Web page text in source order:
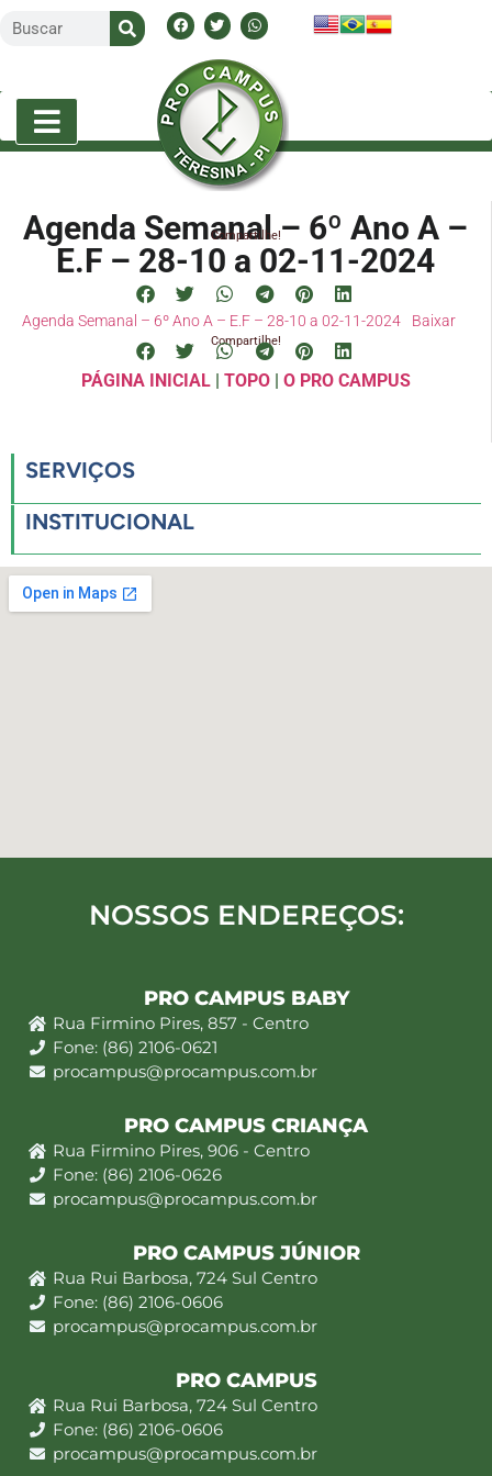
Agenda Semanal – 6º Ano A –
E.F – 28-10 a 02-11-2024
Compartilhe!
Agenda Semanal – 6º Ano A – E.F – 28-10 a 02-11-2024 Baixar
Compartilhe!
PÁGINA INICIAL| TOPO| O PRO CAMPUS
SERVIÇOS
INSTITUCIONAL
NOSSOS ENDEREÇOS:
PRO CAMPUS BABY
Rua Firmino Pires, 857 - Centro
Fone: (86) 2106-0621
procampus@procampus.com.br
PRO CAMPUS CRIANÇA
Rua Firmino Pires, 906 - Centro
Fone: (86) 2106-0626
procampus@procampus.com.br
PRO CAMPUS JÚNIOR
Rua Rui Barbosa, 724 Sul Centro
Fone: (86) 2106-0606
procampus@procampus.com.br
PRO CAMPUS
Rua Rui Barbosa, 724 Sul Centro
Fone: (86) 2106-0606
procampus@procampus.com.br